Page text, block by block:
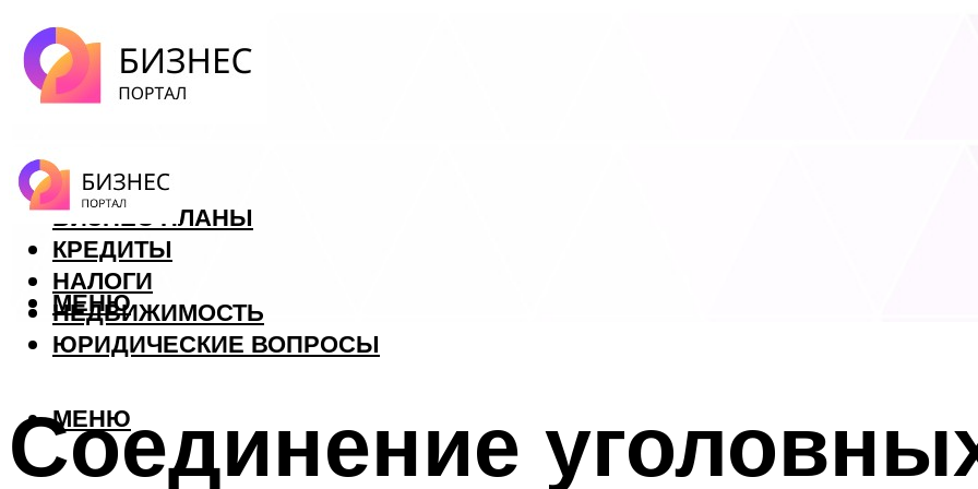
ФОРЕКС
БИЗНЕС ПЛАНЫ
КРЕДИТЫ
НАЛОГИ
НЕДВИЖИМОСТЬ
ЮРИДИЧЕСКИЕ ВОПРОСЫ
МЕНЮ
МЕНЮ
Соединение